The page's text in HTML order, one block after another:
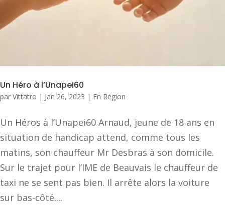
Un Héro à l’Unapei60
par Vittatro | Jan 26, 2023 | En Région
Un Héros à l’Unapei60 Arnaud, jeune de 18 ans en
situation de handicap attend, comme tous les
matins, son chauffeur Mr Desbras à son domicile.
Sur le trajet pour l’IME de Beauvais le chauffeur de
taxi ne se sent pas bien. Il arrête alors la voiture
sur bas-côté....